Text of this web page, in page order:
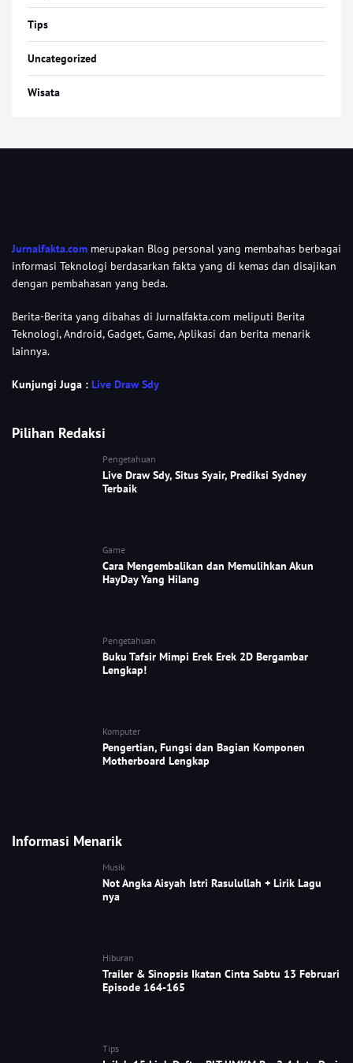
Tips
Uncategorized
Wisata
Jurnalfakta.com merupakan Blog personal yang membahas berbagai
informasi Teknologi berdasarkan fakta yang di kemas dan disajikan
dengan pembahasan yang beda.
Berita-Berita yang dibahas di Jurnalfakta.com meliputi Berita
Teknologi, Android, Gadget, Game, Aplikasi dan berita menarik
lainnya.
Kunjungi Juga : Live Draw Sdy
Pilihan Redaksi
Pengetahuan
Live Draw Sdy, Situs Syair, Prediksi Sydney
Terbaik
Game
Cara Mengembalikan dan Memulihkan Akun
HayDay Yang Hilang
Pengetahuan
Buku Tafsir Mimpi Erek Erek 2D Bergambar
Lengkap!
Komputer
Pengertian, Fungsi dan Bagian Komponen
Motherboard Lengkap
Informasi Menarik
Musik
Not Angka Aisyah Istri Rasulullah + Lirik Lagu
nya
Hiburan
Trailer & Sinopsis Ikatan Cinta Sabtu 13 Februari
Episode 164-165
Tips